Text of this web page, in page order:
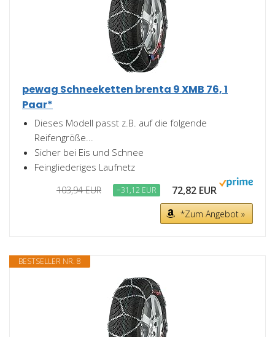
pewag Schneeketten brenta 9 XMB 76, 1
Paar*
Dieses Modell passt z.B. auf die folgende
Reifengröße...
Sicher bei Eis und Schnee
Feingliederiges Laufnetz
103,94 EUR −31,12 EUR 72,82 EUR
*Zum Angebot »
BESTSELLER NR. 8